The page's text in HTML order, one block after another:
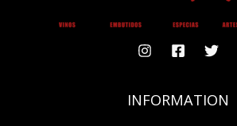
INFORMATION